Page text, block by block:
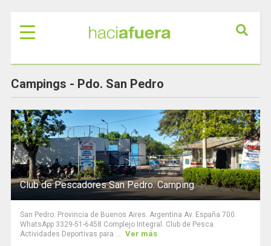
Campings - Pdo. San Pedro
Club de Pescadores San Pedro. Camping.
San Pedro. Provincia de Buenos Aires. Argentina Av. España 700.
WhatsApp 3329-51-6458 Complejo Integral. Club de Pesca.
Actividades Deportivas para ... Ver más